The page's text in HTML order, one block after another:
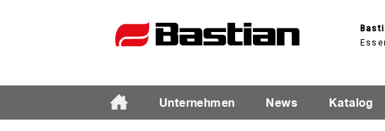
Unternehmen News Katalog